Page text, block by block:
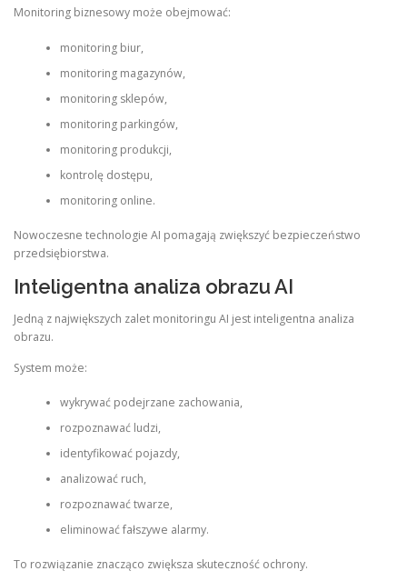
Monitoring biznesowy może obejmować:
monitoring biur,
monitoring magazynów,
monitoring sklepów,
monitoring parkingów,
monitoring produkcji,
kontrolę dostępu,
monitoring online.
Nowoczesne technologie AI pomagają zwiększyć bezpieczeństwo
przedsiębiorstwa.
Inteligentna analiza obrazu AI
Jedną z największych zalet monitoringu AI jest inteligentna analiza
obrazu.
System może:
wykrywać podejrzane zachowania,
rozpoznawać ludzi,
identyfikować pojazdy,
analizować ruch,
rozpoznawać twarze,
eliminować fałszywe alarmy.
To rozwiązanie znacząco zwiększa skuteczność ochrony.